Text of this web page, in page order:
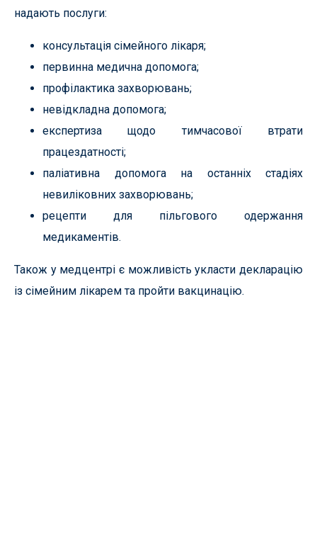
надають послуги:
консультація сімейного лікаря;
первинна медична допомога;
профілактика захворювань;
невідкладна допомога;
експертиза щодо тимчасової втрати
працездатності;
паліативна допомога на останніх стадіях
невиліковних захворювань;
рецепти для пільгового одержання
медикаментів.
Також у медцентрі є можливість укласти декларацію
із сімейним лікарем та пройти вакцинацію.